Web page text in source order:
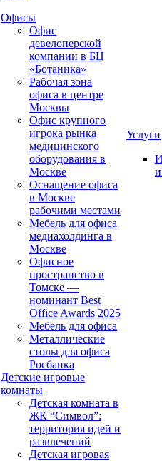
Офисы
Офис
девелоперской
компании в БЦ
«Ботаника»
Рабочая зона
офиса в центре
Москвы
Офис крупного
игрока рынка
медицинского
оборудования в
Москве
Оснащение офиса
в Москве
рабочими местами
Мебель для офиса
медиахолдинга в
Москве
Офисное
пространство в
Томске —
номинант Best
Office Awards 2025
Мебель для офиса
Металлические
столы для офиса
Росбанка
Детские игровые
комнаты
Детская комната в
ЖК “Символ”:
территория идей и
развлечений
Детская игровая
Услуги